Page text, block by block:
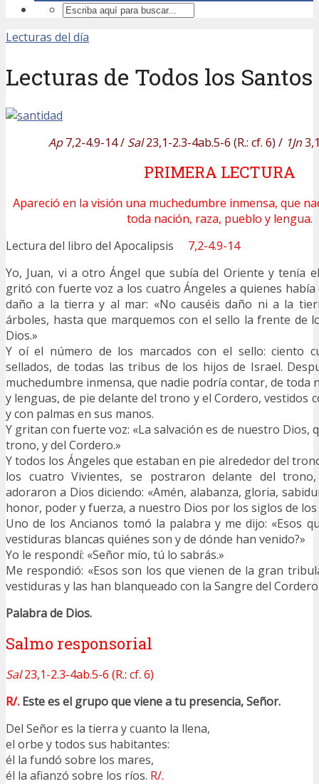
Lecturas del día
Lecturas de Todos los Santos
Ap7,2-4.9-14 / Sal23,1-2.3-4ab.5-6 (R.: cf. 6) / 1Jn
PRIMERA LECTURA
Apareció en la visión una muchedumbre inmensa, que
toda nación, raza, pueblo y lengua.
Lectura del libro del Apocalipsis 7,2-4.9-14
Yo, Juan, vi a otro Ángel que subía del Oriente y tenía
gritó con fuerte voz a los cuatro Ángeles a quienes había
daño a la tierra y al mar: «No causéis daño ni a la
árboles, hasta que marquemos con el sello la frente de
Dios.»
Y oí el número de los marcados con el sello: ciento
sellados, de todas las tribus de los hijos de Israel.
muchedumbre inmensa, que nadie podría contar, de toda
y lenguas, de pie delante del trono y el Cordero, vestidos
y con palmas en sus manos.
Y gritan con fuerte voz: «La salvación es de nuestro Dios,
trono, y del Cordero.»
Y todos los Ángeles que estaban en pie alrededor del
los cuatro Vivientes, se postraron delante del
adoraron a Dios diciendo: «Amén, alabanza, gloria,
honor, poder y fuerza, a nuestro Dios por los siglos de los
Uno de los Ancianos tomó la palabra y me dijo: «Esos
vestiduras blancas quiénes son y de dónde han venido?»
Yo le respondí: «Señor mío, tú lo sabrás.»
Me respondió: «Esos son los que vienen de la gran
vestiduras y las han blanqueado con la Sangre del
Palabra de Dios.
Salmo responsorial
Sal23,1-2.3-4ab.5-6 (R.: cf. 6)
R/. Este es el grupo que viene a tu presencia, Señor.
Del Señor es la tierra y cuanto la llena,
el orbe y todos sus habitantes:
él la fundó sobre los mares,
él la afianzó sobre los ríos. R/.